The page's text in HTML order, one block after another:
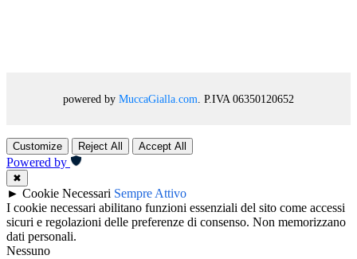
powered by MuccaGialla.com . P.IVA 06350120652
Customize Reject All Accept All
Powered by
✖
► Cookie Necessari Sempre Attivo
I cookie necessari abilitano funzioni essenziali del sito come accessi
sicuri e regolazioni delle preferenze di consenso. Non memorizzano
dati personali.
Nessuno